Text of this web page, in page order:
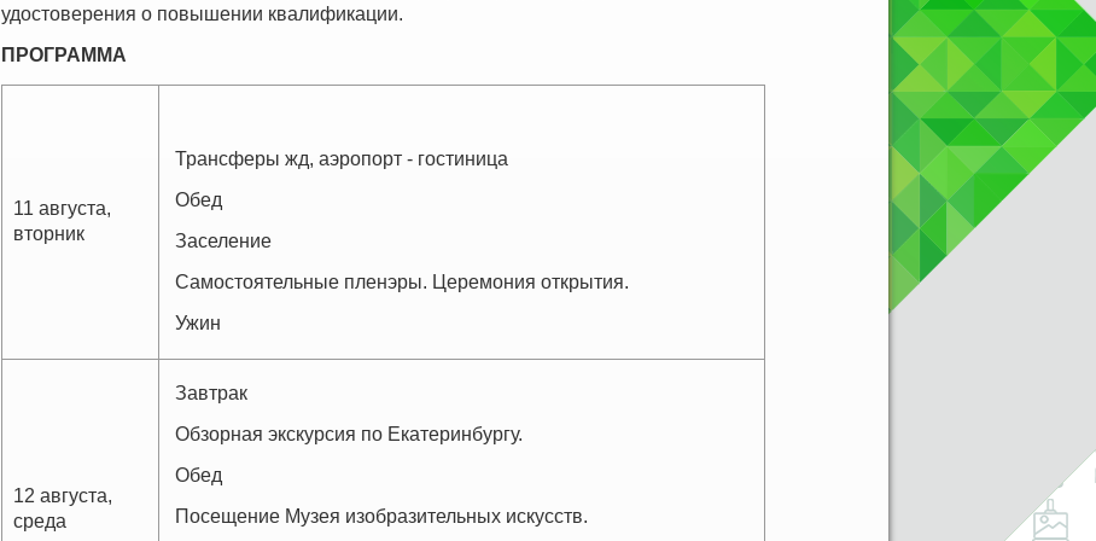
удостоверения о повышении квалификации.
ПРОГРАММА
11 августа,
вторник
Трансферы жд, аэропорт - гостиница
Обед
Заселение
Самостоятельные пленэры. Церемония открытия.
Ужин
12 августа,
среда
Завтрак
Обзорная экскурсия по Екатеринбургу.
Обед
Посещение Музея изобразительных искусств.